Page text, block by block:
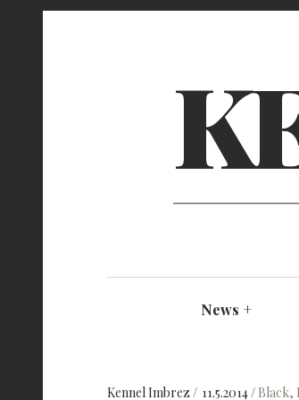
News +
Kennel Imbrez 11.5.2014 Black,